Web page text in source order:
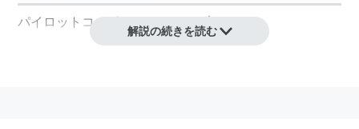
パイロットコーポレーションのブランド。
解説の続きを読む